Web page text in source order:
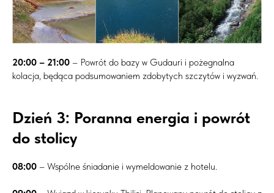
20:00 – 21:00 – Powrót do bazy w Gudauri i pożegnalna
kolacja, będąca podsumowaniem zdobytych szczytów i wyzwań.
Dzień 3: Poranna energia i powrót
do stolicy
08:00 – Wspólne śniadanie i wymeldowanie z hotelu.